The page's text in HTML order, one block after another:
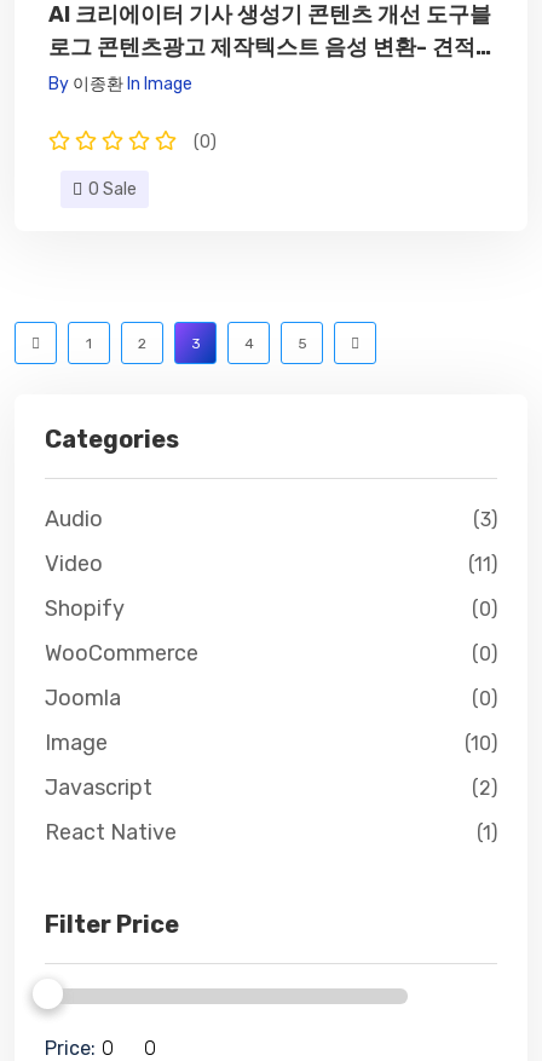
AI 크리에이터 기사 생성기 콘텐츠 개선 도구블
로그 콘텐츠광고 제작텍스트 음성 변환- 견적
문의
By 이종환 In Image
(0)
0 Sale
1 2 3 4 5
Categories
Audio (3)
Video (11)
Shopify (0)
WooCommerce (0)
Joomla (0)
Image (10)
Javascript (2)
React Native (1)
Filter Price
Price: